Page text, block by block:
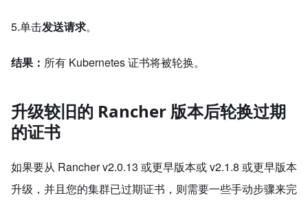
5.单击发送请求。
结果： 所有 Kubernetes 证书将被轮换。
升级较旧的 Rancher 版本后轮换过期
的证书
如果要从 Rancher v2.0.13 或更早版本或 v2.1.8 或更早版本
升级，并且您的集群已过期证书，则需要一些手动步骤来完